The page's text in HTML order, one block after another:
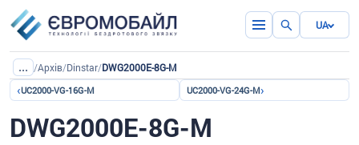
UA
... /Архів/Dinstar/DWG2000E-8G-M
‹UC2000-VG-16G-M UC2000-VG-24G-M›
DWG2000E-8G-M